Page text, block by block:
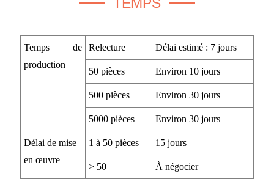
TEMPS
Temps de
production
Relecture Délai estimé : 7 jours
50 pièces Environ 10 jours
500 pièces Environ 30 jours
5000 pièces Environ 30 jours
Délai de mise
en œuvre
1 à 50 pièces 15 jours
> 50 À négocier